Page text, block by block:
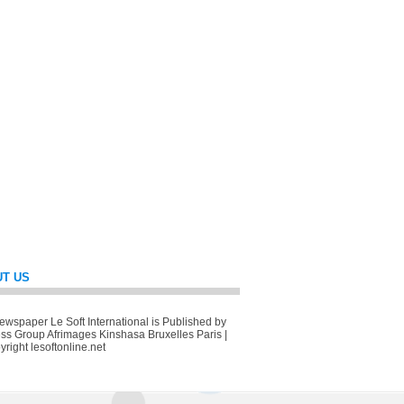
US
Le Soft International is Published by
Group Afrimages Kinshasa Bruxelles Paris |
lesoftonline.net